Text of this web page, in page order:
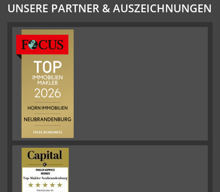
UNSERE PARTNER & AUSZEICHNUNGEN